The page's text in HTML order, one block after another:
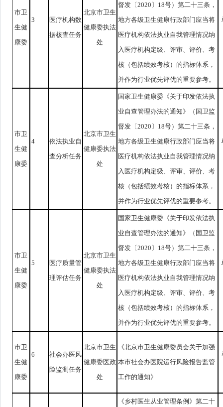
市卫
生健
康委
3
医疗机构数
据核查任务
北京市卫生
健康委执法
处
督发〔2020〕18号）第二十三条，
地方各级卫生健康行政部门应当将
医疗机构依法执业自我管理情况纳
入医疗机构定级、评审、评价、考
核（包括绩效考核）的指标体系，
并作为行业优先评优的重要参考。
市卫
生健
康委
4
依法执业自
查分析任务
北京市卫生
健康委执法
处
国家卫生健康委《关于印发依法执
业自查管理办法的通知》（国卫监
督发〔2020〕18号）第二十三条，
地方各级卫生健康行政部门应当将
医疗机构依法执业自我管理情况纳
入医疗机构定级、评审、评价、考
核（包括绩效考核）的指标体系，
并作为行业优先评优的重要参考。
市卫
生健
康委
5
医疗质量管
理评估任务
北京市卫生
健康委执法
处
国家卫生健康委《关于印发依法执
业自查管理办法的通知》（国卫监
督发〔2020〕18号）第二十三条，
地方各级卫生健康行政部门应当将
医疗机构依法执业自我管理情况纳
入医疗机构定级、评审、评价、考
核（包括绩效考核）的指标体系，
并作为行业优先评优的重要参考。
市卫
生健
康委
6
社会办医风
险监测任务
北京市卫生
健康委医政
处
《北京市卫生健康委员会关于加强
本市社会办医院运行风险报告监管
工作的通知》
《乡村医生从业管理条例》第二十